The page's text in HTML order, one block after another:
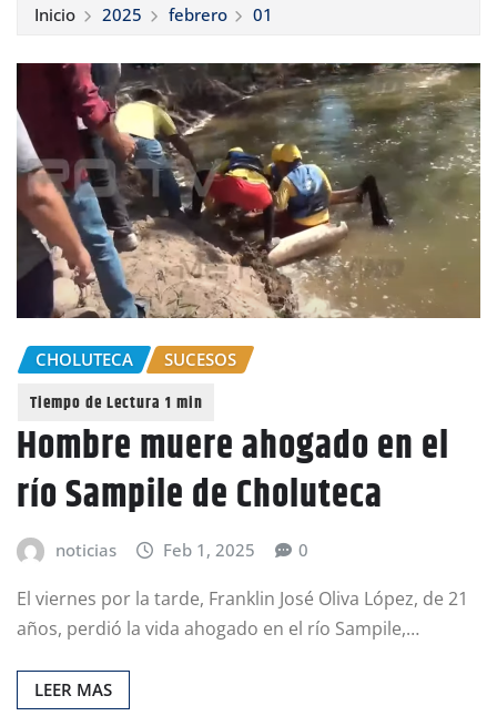
Inicio 2025 febrero 01
CHOLUTECA SUCESOS
Hombre muere ahogado en el
río Sampile de Choluteca
noticias Feb 1, 2025 0
El viernes por la tarde, Franklin José Oliva López, de 21
años, perdió la vida ahogado en el río Sampile,…
LEER MAS